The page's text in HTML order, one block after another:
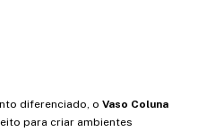
diferenciado, o Vaso Coluna
para criar ambientes